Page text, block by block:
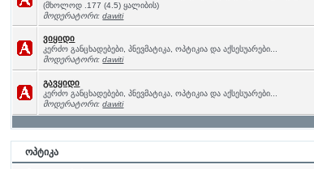
(მხოლოდ .177 (4.5) ყალიბის)
მოდერატორი:dawiti
ვიყიდი
კერძო განცხადებები, პნევმატიკა, ოპტიკია და აქსესუარები...
მოდერატორი:dawiti
გავყიდი
კერძო განცხადებები, პნევმატიკა, ოპტიკია და აქსესუარები...
მოდერატორი:dawiti
ოპტიკა